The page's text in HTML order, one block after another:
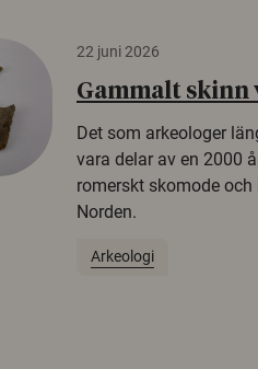
22 juni 2026
Gammalt skinn
Det som arkeologer
vara delar av en 2000
romerskt skomode
Norden.
Arkeologi